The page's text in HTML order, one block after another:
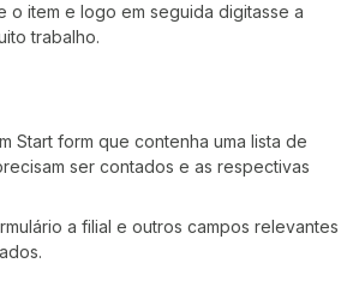
o item e logo em seguida digitasse a
trabalho.
Start form que contenha uma lista de
ser contados e as respectivas
a filial e outros campos relevantes